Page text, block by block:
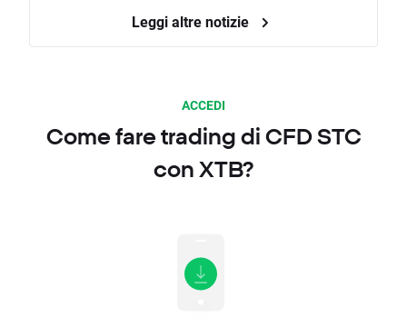
Leggi altre notizie
ACCEDI
Come fare trading di CFD STC
con XTB?